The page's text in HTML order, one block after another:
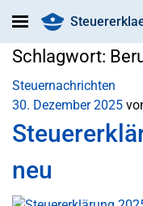
Schlagwort:
Steuernachrichten
30. Dezember 2025
neu